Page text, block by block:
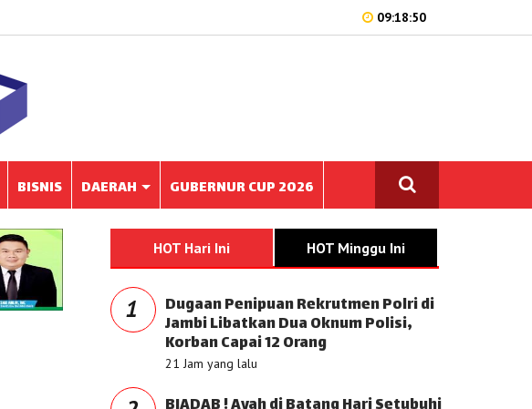
09:18:50
BISNIS DAERAH GUBERNUR CUP 2026
HOT Hari Ini HOT Minggu Ini
1 Dugaan Penipuan Rekrutmen Polri di
Jambi Libatkan Dua Oknum Polisi,
Korban Capai 12 Orang
21 Jam yang lalu